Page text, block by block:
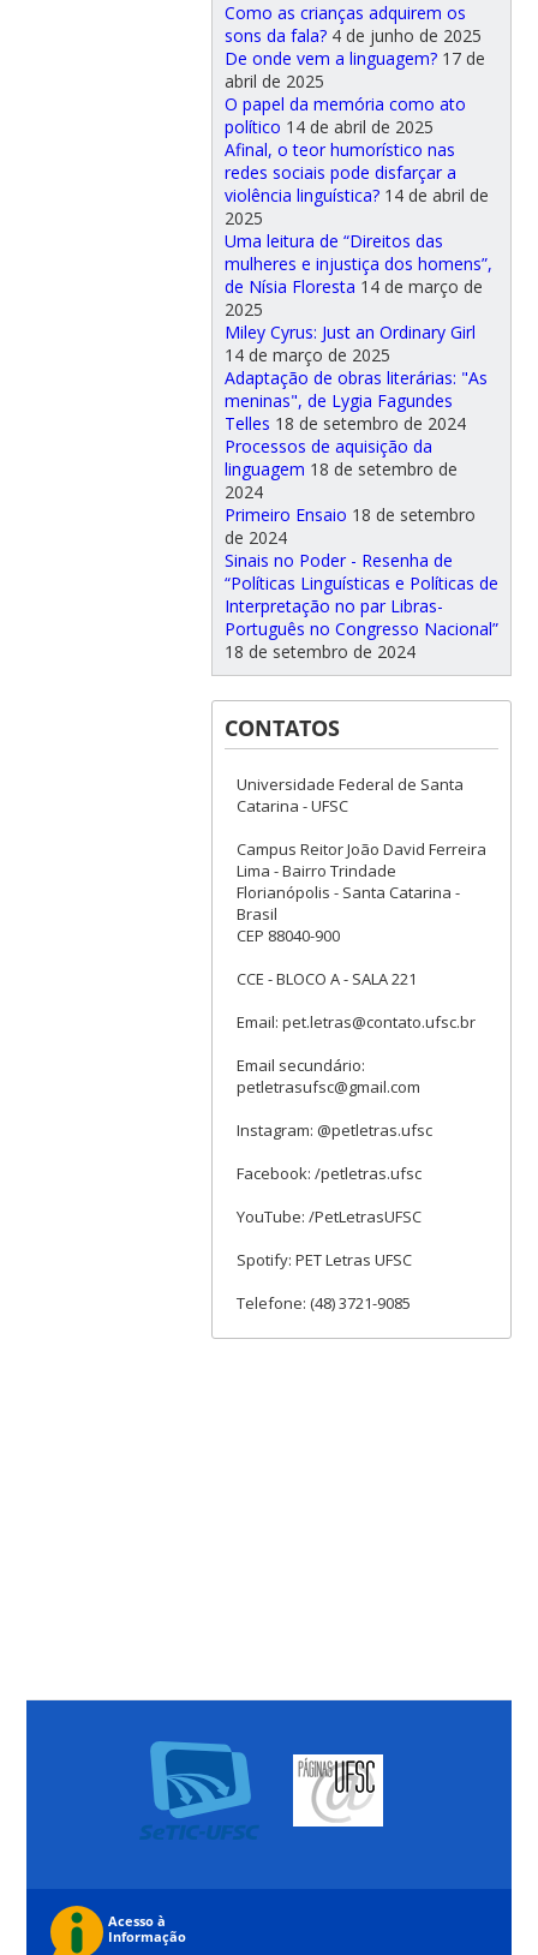
Como as crianças adquirem os
sons da fala? 4 de junho de 2025
De onde vem a linguagem? 17 de
abril de 2025
O papel da memória como ato
político 14 de abril de 2025
Afinal, o teor humorístico nas
redes sociais pode disfarçar a
violência linguística? 14 de abril de
2025
Uma leitura de “Direitos das
mulheres e injustiça dos homens”,
de Nísia Floresta 14 de março de
2025
Miley Cyrus: Just an Ordinary Girl
14 de março de 2025
Adaptação de obras literárias: "As
meninas", de Lygia Fagundes
Telles 18 de setembro de 2024
Processos de aquisição da
linguagem 18 de setembro de
2024
Primeiro Ensaio 18 de setembro
de 2024
Sinais no Poder - Resenha de
“Políticas Linguísticas e Políticas de
Interpretação no par Libras-
Português no Congresso Nacional”
18 de setembro de 2024
CONTATOS
Universidade Federal de Santa
Catarina - UFSC
Campus Reitor João David Ferreira
Lima - Bairro Trindade
Florianópolis - Santa Catarina -
Brasil
CEP 88040-900
CCE - BLOCO A - SALA 221
Email: pet.letras@contato.ufsc.br
Email secundário:
petletrasufsc@gmail.com
Instagram: @petletras.ufsc
Facebook: /petletras.ufsc
YouTube: /PetLetrasUFSC
Spotify: PET Letras UFSC
Telefone: (48) 3721-9085